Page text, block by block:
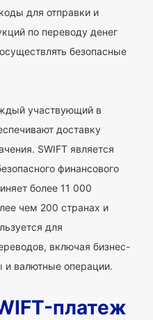
для отправки и
по переводу денег
безопасные
участвующий в
доставку
SWIFT является
финансового
более 11 000
чем 200 странах и
для
включая бизнес-
и валютные операции.
платеж